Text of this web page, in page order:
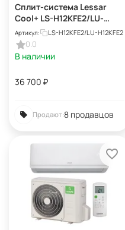
Сплит-система Lessar
Cool+ LS-H12KFE2/LU-
H12KFE2
Артикул: LS-H12KFE2/LU-H12KFE2
0.0
В наличии
36 700 ₽
Продают:8 продавцов